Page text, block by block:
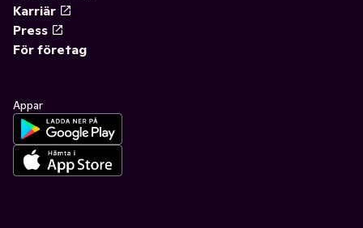
Karriär
Press
För företag
Appar